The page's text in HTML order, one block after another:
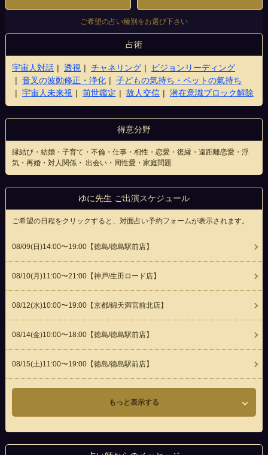
ご希望の占い種別をお選び下さい
占術
宇宙人対話 透視 チャネリング
ビジョンリーディング
音叉の波動修正・浄化
子どもの気持ち・ペットの氣持ち
宇宙人未来視
前世鑑定 故人交信 潜在意識ブロック解除
得意分野
縁結び・結婚・子育て・不倫・仕事・相性・恋愛・復縁・遠距離恋愛・浮
気・再婚・対人関係・ 出会い・同性愛・家庭問題
ゆに先生 ご出演スケジュール
ご希望の日程をクリックすると、対面占い予約フォームが表示されます。
08/09(日 )14:00〜19:00【徳島/徳島駅前店】
08/10(月 )11:00〜21:00【神戸/生田ロード店】
08/12(水)10:00〜19:00【京都/錦天満宮前北店】
08/14(金)10:00〜18:00【徳島/徳島駅前店】
08/15(土)11:00〜19:00【徳島/徳島駅前店】
もっと表示する